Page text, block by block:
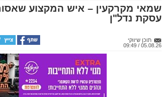
שמאי מקרקעין – איש המקצוע
עסקת נדל"ן
תוכן שיווקי
05.08.26 / 09:49